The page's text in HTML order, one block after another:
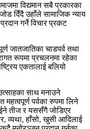
विद्यमान सबै प्रकारका
दिँदै उहाँले सामाजिक न्याय
गर्ने विचार प्रकट
जातजातिका चाडपर्व तथा
रूपमा प्रचलनमा रहेका
एकतालाई बलियो
साथ मनाउने
पर्वका रुपमा लिने
तीज र यससँगै जोडिएर
व्यथा, हाँसो, खुसी आदिलाई